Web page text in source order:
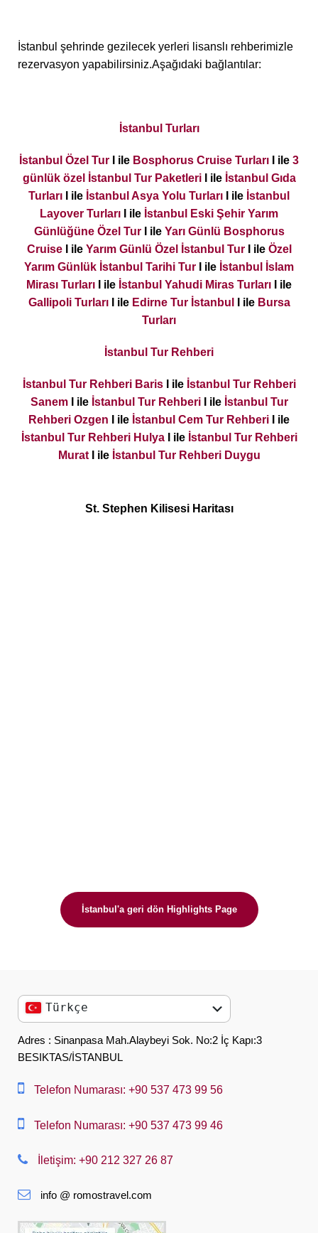
İstanbul şehrinde gezilecek yerleri lisanslı rehberimizle
rezervasyon yapabilirsiniz.Aşağıdaki bağlantılar:
İstanbul Turları
İstanbul Özel Tur I ile Bosphorus Cruise Turları I ile 3
günlük özel İstanbul Tur PaketleriI ile İstanbul Gıda
Turları I ile İstanbul Asya Yolu Turları I ile İstanbul
Layover Turları I ile İstanbul Eski Şehir Yarım
Günlüğüne Özel TurI ile Yarı Günlü Bosphorus
CruiseI ile Yarım Günlü Özel İstanbul TurI ile Özel
Yarım Günlük İstanbul Tarihi Tur I ile İstanbul İslam
Mirası Turları I ile İstanbul Yahudi Miras Turları I ile
Gallipoli TurlarıI ile Edirne Tur İstanbul I ile Bursa
Turları
İstanbul Tur Rehberi
İstanbul Tur Rehberi BarisI ile İstanbul Tur Rehberi
SanemI ile İstanbul Tur RehberiI ile İstanbul Tur
Rehberi Ozgen I ile İstanbul Cem Tur Rehberi I ile
İstanbul Tur Rehberi HulyaI ile İstanbul Tur Rehberi
MuratI ile İstanbul Tur Rehberi Duygu
St. Stephen Kilisesi Haritası
İstanbul'a geri dön Highlights Page
Türkçe
English
العربية
中文
Slovenská
Suomi
Français
Adres : Sinanpasa Mah.Alaybeyi Sok. No:2 İç Kapı:3
BESIKTAS/İSTANBUL
Telefon Numarası: +90 537 473 99 56
Telefon Numarası: +90 537 473 99 46
İletişim: +90 212 327 26 87
info @ romostravel.com